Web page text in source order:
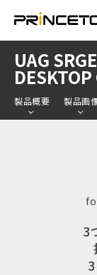
UAG
製品概要 製品画
3